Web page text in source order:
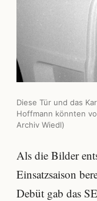
Diese Tür und das
Hoffmann könnten
Archiv Wiedl)
Als die Bilder
Einsatzsaison
Debüt gab das